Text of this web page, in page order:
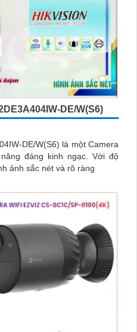
DE/W(S6)
DE/W(S6) là một Camera
đáng kinh ngạc. Với độ
ảnh sắc nét và rõ ràng